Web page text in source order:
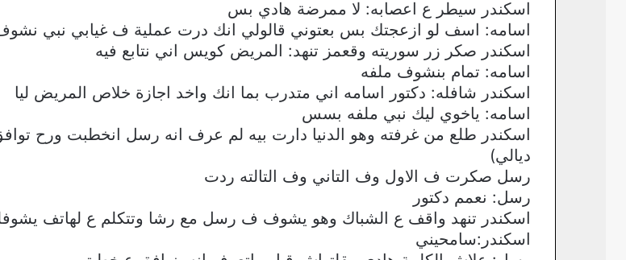
اسكندر سيطر ع اعصابه: لا ممرضة هادي بس
اسامه: اسف لو ازعجتك بس بعتوني قالولي انك درت عملية ف غيابي نبي
اسكندر صكر زر سوريته وقعمز تنهد: المريض كويس اني نتابع فيه
اسامه: تمام بنشوف ملفه
اسكندر شافله: دكتور اسامه اني متدرب بما انك واخد اجازة خلاص المريض ليا
اسامه: ياخوي ليك نبي ملفه بسس
اسكندر طلع من غرفته وهو الدنيا دارت بيه لم عرف انه رسل انخطبت ورح
ديالي)
رسل صكرت ف الاول وف التاني وف التالته ردت
رسل: نعمم دكتور
اسكندر تنهد واقف ع الشباك وهو يشوف ف رسل مع رشا وتتكلم ع لهاتف
اسكندر:سامحيني